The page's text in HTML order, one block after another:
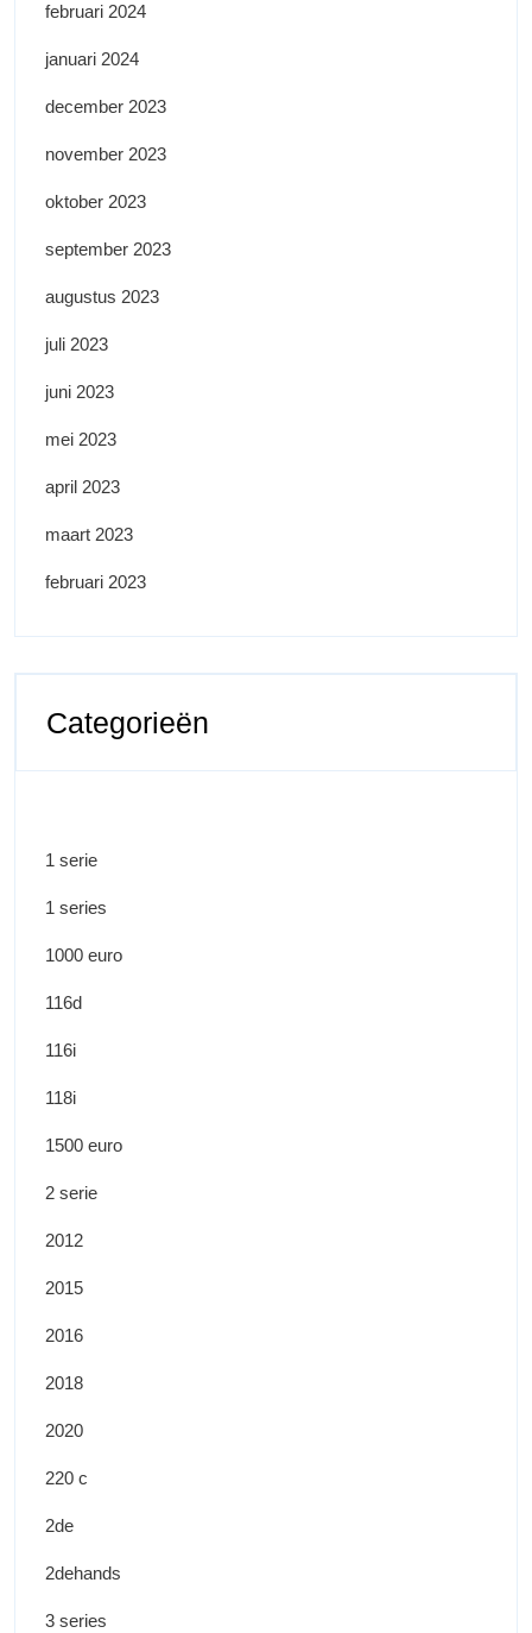
februari 2024
januari 2024
december 2023
november 2023
oktober 2023
september 2023
augustus 2023
juli 2023
juni 2023
mei 2023
april 2023
maart 2023
februari 2023
Categorieën
1 serie
1 series
1000 euro
116d
116i
118i
1500 euro
2 serie
2012
2015
2016
2018
2020
220 c
2de
2dehands
3 series